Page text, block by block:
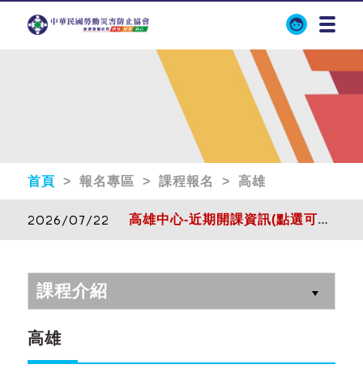
首頁 > 報名專區 > 課程報名 > 高雄
2026/07/22 高雄中心-近期開課資訊(點選可下載)
課程介紹
高雄